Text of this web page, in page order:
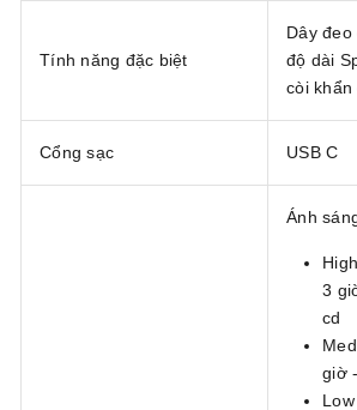
Tính năng đặc biệt
Dây đeo
độ dài
còi khẩn
Cổng sạc USB C
Ánh
3
cd
giờ